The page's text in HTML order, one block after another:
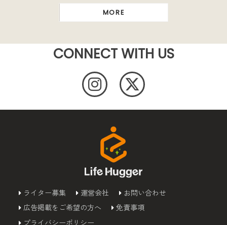
MORE
CONNECT WITH US
ライター募集 運営会社
お問い合わせ
広告掲載をご希望の方へ
免責事項
プライバシーポリシー